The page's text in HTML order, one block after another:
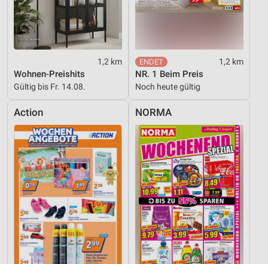
1,2 km
Wohnen-Preishits
Gültig bis Fr. 14.08.
1,2 km
NR. 1 Beim Preis
Noch heute gültig
Action NORMA